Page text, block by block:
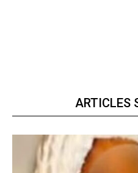
ARTICLES